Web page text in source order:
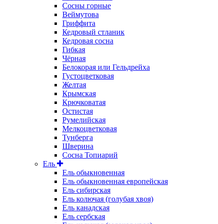
Сосны горные
Веймутова
Гриффита
Кедровый стланик
Кедровая сосна
Гибкая
Чёрная
Белокорая или Гельдрейха
Густоцветковая
Желтая
Крымская
Крючковатая
Остистая
Румелийская
Мелкоцветковая
Тунберга
Шверина
Сосна Топиарий
Ель
Ель обыкновенная
Ель обыкновенная европейская
Ель сибирская
Ель колючая (голубая хвоя)
Ель канадская
Ель сербская